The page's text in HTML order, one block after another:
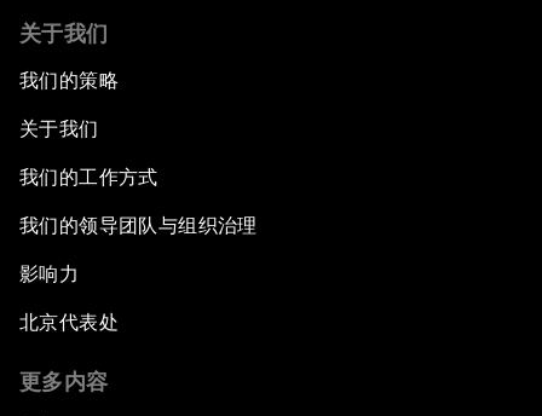
关于我们
我们的策略
关于我们
我们的工作方式
我们的领导团队与组织治理
影响力
北京代表处
更多内容